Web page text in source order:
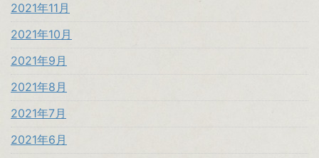
2021年11月
2021年10月
2021年9月
2021年8月
2021年7月
2021年6月